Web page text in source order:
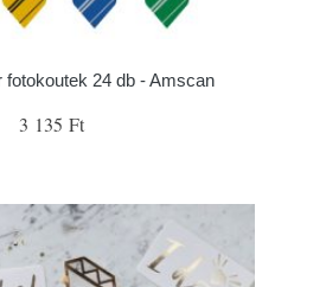
fotokoutek 24 db - Amscan
3 135 Ft